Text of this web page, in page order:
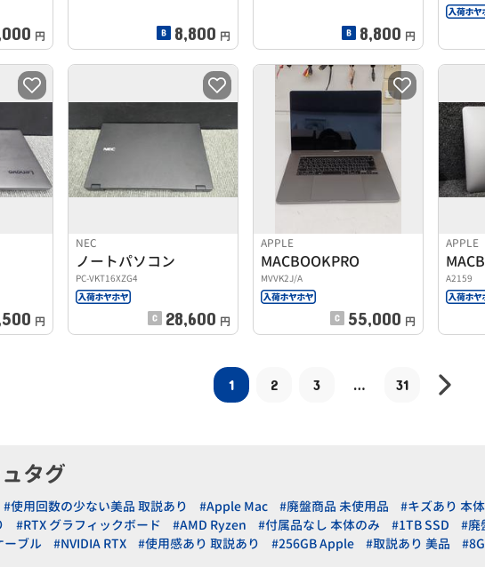
円 8,800 円 8,800 円
円
NEC
ノートパソコン
PC-VKT16XZG4
28,600 円
APPLE
MACBOOKPRO
MVVK2J/A
55,000 円
APPLE
A2159
1 2 3 … 31
タグ
#使用回数の少ない美品 取説あり #Apple Mac #廃盤商品 未使用品 #キズあり 本
#RTX グラフィックボード #AMD Ryzen #付属品なし 本体のみ #1TB SSD #廃
ーブル
#NVIDIA RTX #使用感あり 取説あり #256GB Apple #取説あり 美品